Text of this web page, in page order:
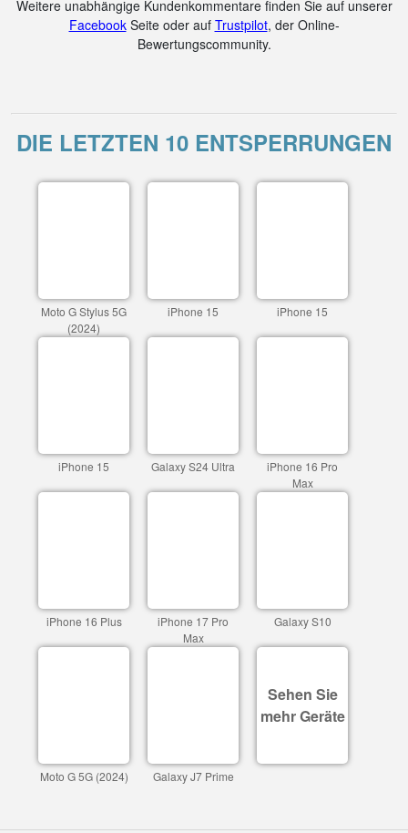
Weitere unabhängige Kundenkommentare finden Sie auf unserer
FacebookSeite oder auf Trustpilot, der Online-
Bewertungscommunity.
DIE LETZTEN 10 ENTSPERRUNGEN
Moto G Stylus 5G
(2024)
iPhone 15 iPhone 15
iPhone 15 Galaxy S24 Ultra
iPhone 16 Pro
Max
iPhone 16 Plus
iPhone 17 Pro
Max
Galaxy S10
Moto G 5G (2024) Galaxy J7 Prime
Sehen Sie
mehr Geräte